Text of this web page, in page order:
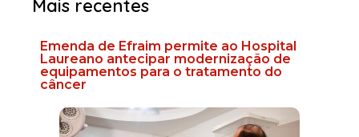
Mais recentes
Emenda de Efraim permite ao Hospital
Laureano antecipar modernização de
equipamentos para o tratamento do
câncer